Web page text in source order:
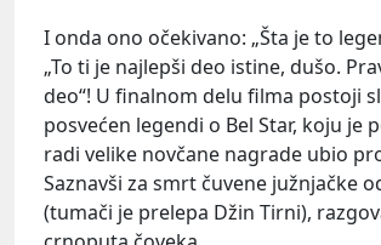
I onda ono očekivano: „Šta je to
„To ti je najlepši deo istine, dušo.
deo“! U finalnom delu filma postoji
posvećen legendi o Bel Star, koju je
radi velike novčane nagrade ubio
Saznavši za smrt čuvene južnjačke
(tumači je prelepa Džin Tirni),